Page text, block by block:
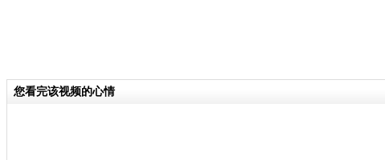
您看完该视频的心情